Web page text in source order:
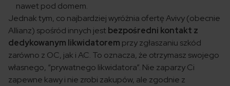
nawet pod domem.
Jednak tym, co najbardziej wyróżnia ofertę Avivy (obecnie
Allianz) spośród innych jest bezpośredni kontakt z
dedykowanym likwidatorem przy zgłaszaniu szkód
zarówno z OC, jak i AC. To oznacza, że otrzymasz swojego
własnego, “prywatnego likwidatora”. Nie zaparzy Ci
zapewne kawy i nie zrobi zakupów, ale zgodnie z